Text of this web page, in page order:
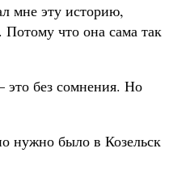
мне эту историю,
что она сама так
это без сомнения. Но
нужно было в Козельск